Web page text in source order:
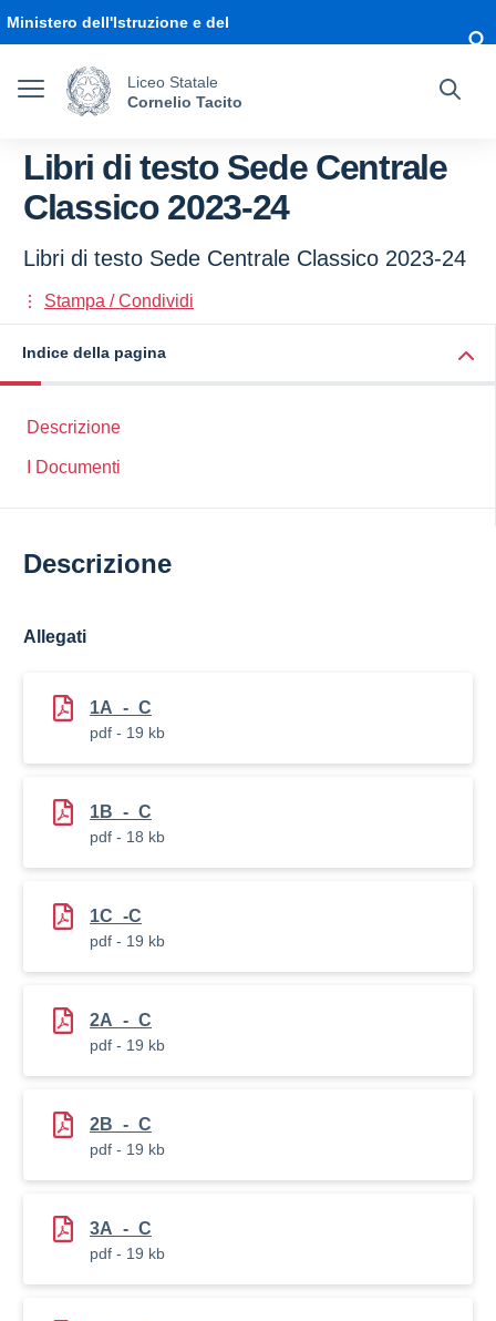
Ministero dell'Istruzione e del
Liceo Statale
Cornelio Tacito
Libri di testo Sede Centrale
Classico 2023-24
Libri di testo Sede Centrale Classico 2023-24
Stampa / Condividi
Indice della pagina
Descrizione
I Documenti
Descrizione
Allegati
1A_-_C
pdf - 19 kb
1B_-_C
pdf - 18 kb
1C_-C
pdf - 19 kb
2A_-_C
pdf - 19 kb
2B_-_C
pdf - 19 kb
3A_-_C
pdf - 19 kb